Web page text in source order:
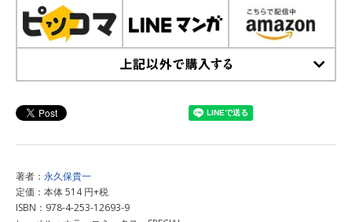
著者： 永久保貴一
定価：本体 514 円+税
ISBN：978-4-253-12693-9